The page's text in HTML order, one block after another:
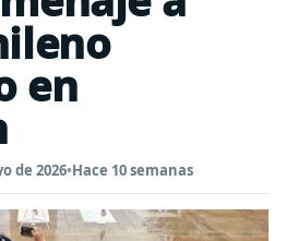
en
de 2026•Hace 10 semanas